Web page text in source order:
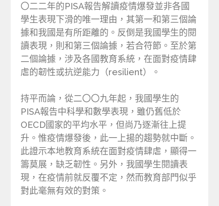
〇二二年的PISA報告解讀疫情爆發並非各國
學生表現下滑的唯一理由，其第一和第三個論
據和我國是有所距離的。反倒是我國學生的閱
讀表現，則和第三個論據，若合符節。至於第
二個論據，涉及各國教育系統，在面對疫情肆
虐的韌性或抗逆能力（resilient）。
持平而論，從二〇〇九年起，我國學生的
PISA報告中科學和數學表現，雖仍舊低於
OECD國家的平均水平，但尚乃逐漸往上提
升。惟疫情爆發後，此一上揚的趨勢就中斷。
此證示本地教育系統在面對疫情肆虐，顯得一
籌莫展，缺乏韌性。另外，我國學生閱讀表
現，在疫情前就反覆不定，然而教育部門似乎
對此毫無有效的對策。